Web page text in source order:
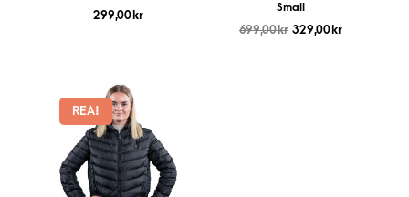
299,00 kr
Small
699,00kr 329,00 kr
REA!